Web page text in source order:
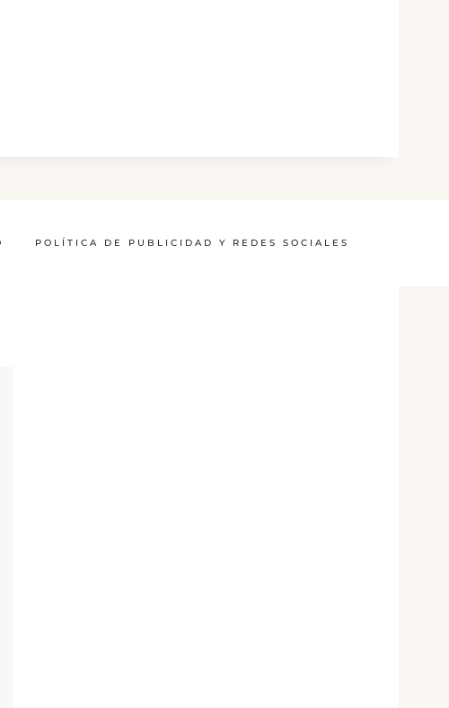
POLÍTICA DE PUBLICIDAD Y REDES SOCIALES